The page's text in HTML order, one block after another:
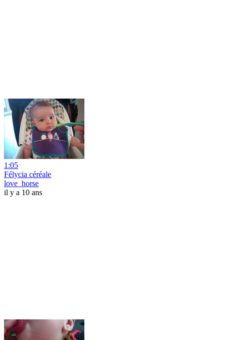
1:05
Félycia céréale
love_horse
il y a 10 ans